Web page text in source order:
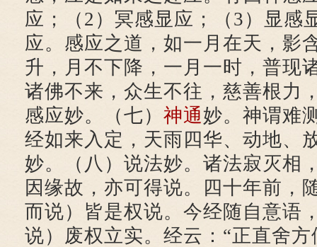
应；（2）冥感显应；（3）显感
应。感应之道，如一月在天，影
升，月不下降，一月一时，普现
诸佛不来，众生不往，慈善根力
感应妙。（七） 神通妙。神谓难
经如来入定，天雨四华、动地、
妙。（八）说法妙。诸法寂灭相
因缘故，亦可得说。四十年前，
而说）皆是权说。今经随自意语
说）废权立实。经云：“正直舍